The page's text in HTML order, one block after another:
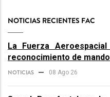
NOTICIAS RECIENTES FAC
La Fuerza
reconocimiento de
NOTICIAS 08 Ago 26